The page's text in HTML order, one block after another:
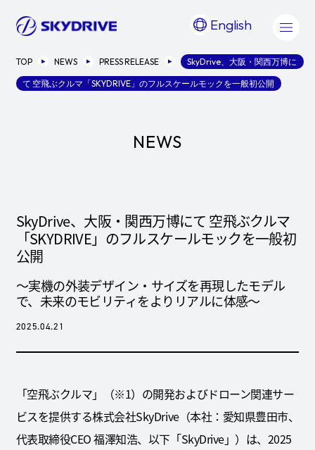
English
TOP NEWS PRESS RELEASE SkyDrive、大阪・関西万博に
て 空飛ぶクルマ「SKYDRIVE」のフルスケールモックを一般初公開
NEWS
SkyDrive、大阪・関西万博にて 空飛ぶクルマ
「SKYDRIVE」のフルスケールモックを一般初
公開
～実機の外装デザイン・サイズを再現したモデル
で、未来のモビリティをよりリアルに体感～
2025.04.21
「空飛ぶクルマ」（※1）の開発およびドローン関連サー
ビスを提供する株式会社SkyDrive（本社：愛知県豊田市、
代表取締役CEO 福澤知浩、以下「SkyDrive」）は、2025